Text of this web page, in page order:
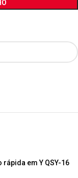
rápida em Y QSY-16